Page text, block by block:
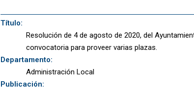
Título:
Resolución de 4 de agosto de 2020, del
convocatoria para proveer varias plazas.
Departamento:
Administración Local
Publicación: